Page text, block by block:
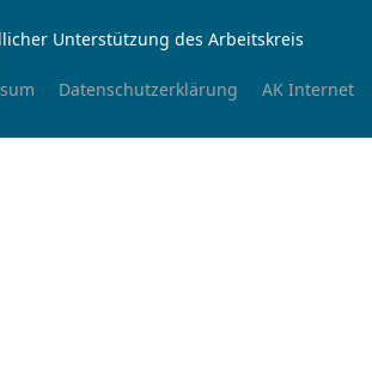
Unterstützung des Arbeitskreis
Datenschutzerklärung AK Internet